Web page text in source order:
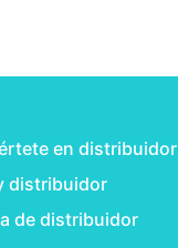
en distribuidor
distribuidor
de distribuidor